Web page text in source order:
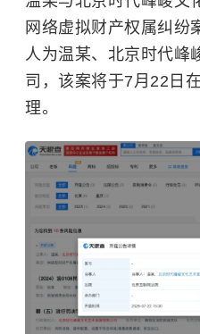
网络虚拟财产权属纠纷
人为温某、北京时代峰
司，该案将于7月22日
理。